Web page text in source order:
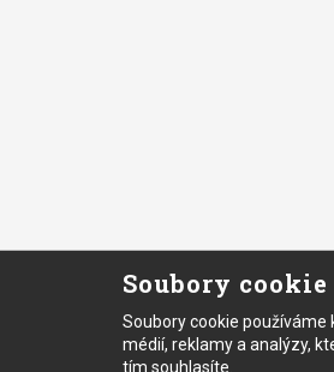
Soubory
Soubory cookie používáme
médií, reklamy a analýzy,
tím souhlasíte.